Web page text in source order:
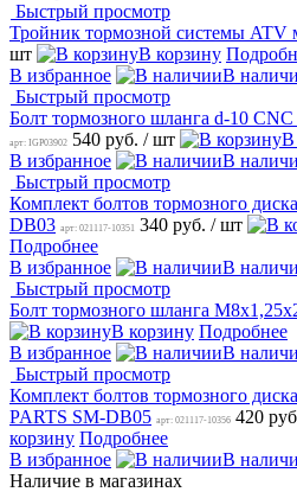
Быстрый просмотр
Тройник тормозной системы ATV
шт
В корзину
В избранное
В
Быстрый просмотр
Болт тормозного шланга d-10
арт: IGP03902 540 руб. / шт В
В избранное
В
Быстрый просмотр
Комплект болтов тормозного
DB03 арт: 021117-10351 340 руб. / шт
Подробнее
В избранное
В
Быстрый просмотр
Болт тормозного шланга
В корзину Подробнее
В избранное
В
Быстрый просмотр
Комплект болтов тормозного
PARTS SM-DB05 арт: 021117-10356 420
корзину Подробнее
В избранное
В
Наличие в магазинах